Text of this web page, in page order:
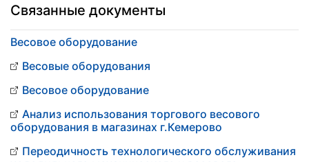
Связанные документы
Весовое оборудование
Весовые оборудования
Весовое оборудование
Анализ использования торгового весового
оборудования в магазинах г.Кемерово
Переодичность технологического обслуживания